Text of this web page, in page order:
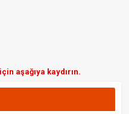
aşağıya kaydırın.